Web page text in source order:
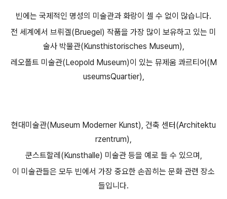
빈에는 국제적인 명성의 미술관과 화랑이 셀 수 없이 많습니다.
전 세계에서 브뤼겔(Bruegel) 작품을 가장 많이 보유하고 있는 미
술사 박물관(Kunsthistorisches Museum),
레오폴트 미술관(Leopold Museum)이 있는 뮤제움 콰르티어(M
useumsQuartier),
현대미술관(Museum Moderner Kunst), 건축 센터(Architektu
rzentrum),
쿤스트할레(Kunsthalle) 미술관 등을 예로 들 수 있으며,
이 미술관들은 모두 빈에서 가장 중요한 손꼽히는 문화 관련 장소
들입니다.